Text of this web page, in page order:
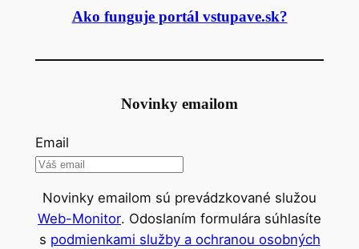
Ako funguje portál vstupave.sk?
Novinky emailom
Email
Novinky emailom sú prevádzkované služou
Web-Monitor. Odoslaním formulára súhlasíte
s podmienkami služby a ochranou osobných